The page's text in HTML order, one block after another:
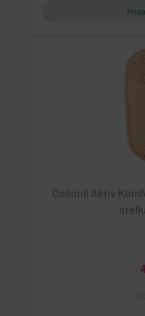
Collonil Aktiv